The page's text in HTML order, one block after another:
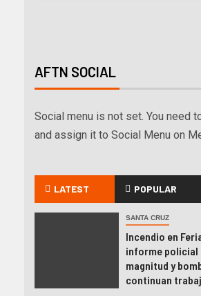
AFTN SOCIAL
Social menu is not set. You need
and assign it to Social Menu on
LATEST POPULAR
SANTA CRUZ
Incendio en
informe policial
magnitud y
continuan